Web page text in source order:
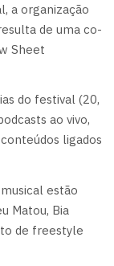
a organização
de uma co-
Sheet
do festival (20,
ao vivo,
ligados
estão
Matou, Bia
de freestyle